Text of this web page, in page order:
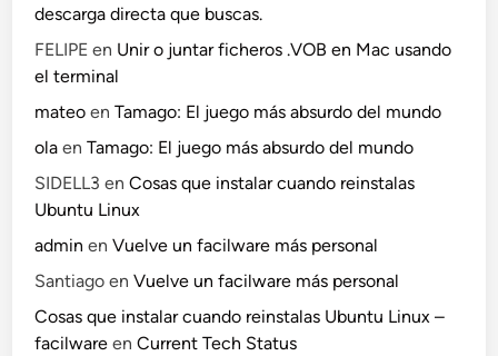
descarga directa que buscas.
FELIPE en Unir o juntar ficheros .VOB en Mac usando
el terminal
mateo enTamago: El juego más absurdo del mundo
ola enTamago: El juego más absurdo del mundo
SIDELL3 enCosas que instalar cuando reinstalas
Ubuntu Linux
admin enVuelve un facilware más personal
Santiago enVuelve un facilware más personal
Cosas que instalar cuando reinstalas Ubuntu Linux –
facilware enCurrent Tech Status